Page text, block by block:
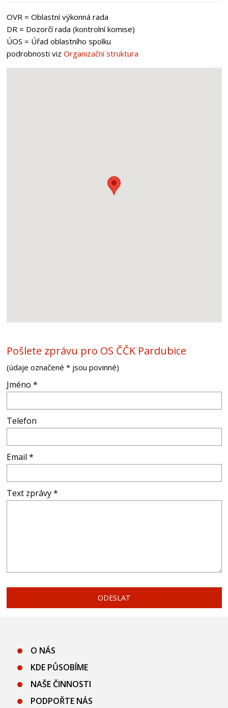
OVR = Oblastní výkonná rada
DR = Dozorčí rada (kontrolní komise)
ÚOS = Úřad oblastního spolku
podrobnosti viz Organizační struktura
Pošlete zprávu pro OS ČČK Pardubice
(údaje označené * jsou povinné)
Jméno *
Telefon
Email *
Text zprávy *
O NÁS
KDE PŮSOBÍME
NAŠE ČINNOSTI
PODPOŘTE NÁS